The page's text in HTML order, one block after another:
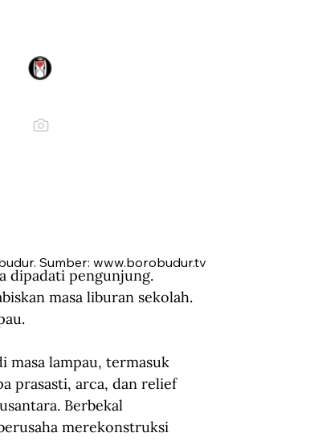
Sumber: www.borobudur.tv
dipadati pengunjung.
masa liburan sekolah.
masa lampau, termasuk
prasasti, arca, dan relief
Berbekal
merekonstruksi